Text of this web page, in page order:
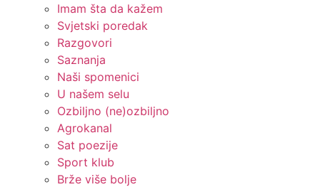
Imam šta da kažem
Svjetski poredak
Razgovori
Saznanja
Naši spomenici
U našem selu
Ozbiljno (ne)ozbiljno
Agrokanal
Sat poezije
Sport klub
Brže više bolje